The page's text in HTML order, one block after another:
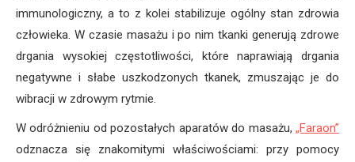
immunologiczny, a to z kolei stabilizuje ogólny stan zdrowia
człowieka. W czasie masażu i po nim tkanki generują zdrowe
drgania wysokiej częstotliwości, które naprawiają drgania
negatywne i słabe uszkodzonych tkanek, zmuszając je do
wibracji w zdrowym rytmie.
W odróżnieniu od pozostałych aparatów do masażu, „Faraon”
odznacza się znakomitymi właściwościami: przy pomocy